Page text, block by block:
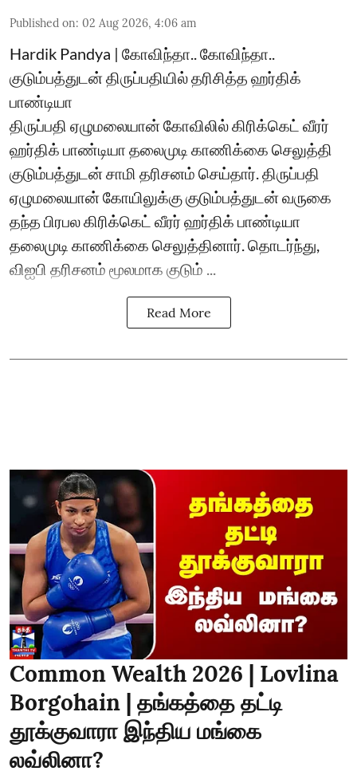
Published on: 02 Aug 2026, 4:06 am
Hardik Pandya | கோவிந்தா.. கோவிந்தா..
குடும்பத்துடன் திருப்பதியில் தரிசித்த ஹர்திக்
பாண்டியா
திருப்பதி ஏழுமலையான் கோவிலில் கிரிக்கெட் வீரர்
ஹர்திக் பாண்டியா தலைமுடி காணிக்கை செலுத்தி
குடும்பத்துடன் சாமி தரிசனம் செய்தார். திருப்பதி
ஏழுமலையான் கோயிலுக்கு குடும்பத்துடன் வருகை
தந்த பிரபல கிரிக்கெட் வீரர் ஹர்திக் பாண்டியா
தலைமுடி காணிக்கை செலுத்தினார். தொடர்ந்து,
விஐபி தரிசனம் மூலமாக குடும் ...
Read More
Common Wealth 2026 | Lovlina
Borgohain | தங்கத்தை தட்டி
தூக்குவாரா இந்திய மங்கை
லவ்லினா?